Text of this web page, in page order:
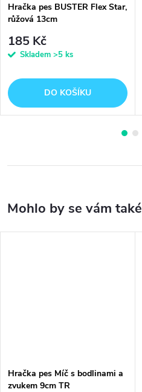
Hračka pes BUSTER Flex Star,
růžová 13cm
185 Kč
Skladem >5 ks
DO KOŠÍKU
Hračka pes Míč s bodlinami a
zvukem 9cm TR